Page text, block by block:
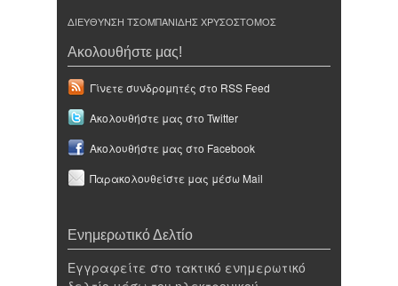
ΔΙΕΥΘΥΝΣΗ ΤΣΟΜΠΑΝΙΔΗΣ ΧΡΥΣΟΣΤΟΜΟΣ
Ακολουθήστε μας!
Γίνετε συνδρομητές στο RSS Feed
Ακολουθήστε μας στο Twitter
Ακολουθήστε μας στο Facebook
Παρακολουθείστε μας μέσω Mail
Ενημερωτικό Δελτίο
Εγγραφείτε στο τακτικό ενημερωτικό